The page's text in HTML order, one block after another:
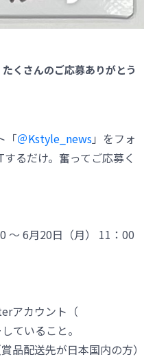
くさんのご応募ありがとう
「＠Kstyle_news」をフォ
するだけ。奮ってご応募く
～ 6月20日（月） 11：00
アカウント（
ていること。
品配送先が日本国内の方）